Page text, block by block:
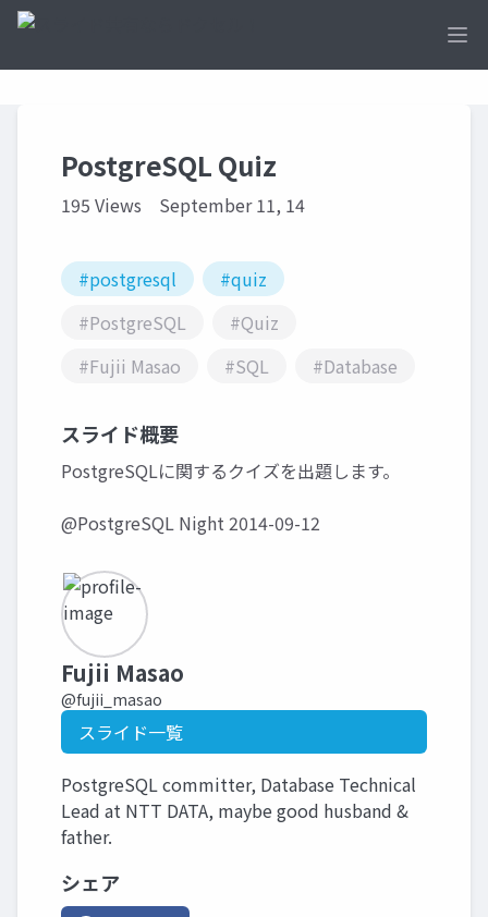
PostgreSQL Quiz
195 Views September 11, 14
#postgresql
#quiz
#PostgreSQL
#Quiz
#Fujii Masao
#SQL #Database
スライド概要
PostgreSQLに関するクイズを出題します。
@PostgreSQL Night 2014-09-12
Fujii Masao
@fujii_masao
スライド一覧
PostgreSQL committer, Database Technical
Lead at NTT DATA, maybe good husband &
father.
シェア